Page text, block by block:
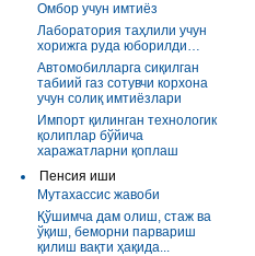
Омбор учун имтиёз
Лаборатория таҳлили учун
хорижга руда юборилди…
Автомобилларга сиқилган
табиий газ сотувчи корхона
учун солиқ имтиёзлари
Импорт қилинган технологик
қолиплар бўйича
харажатларни қоплаш
Пенсия иши
Мутахассис жавоби
Қўшимча дам олиш, стаж ва
ўқиш, беморни парвариш
қилиш вақти ҳақида...